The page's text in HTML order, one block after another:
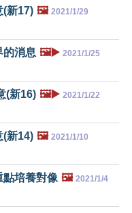
(新17) 🖼️ 2021/1/29
的消息 🖼️▶️ 2021/1/25
(新16) 🖼️▶️ 2021/1/22
(新14) 🖼️ 2021/1/10
培養對像 🖼️ 2021/1/4